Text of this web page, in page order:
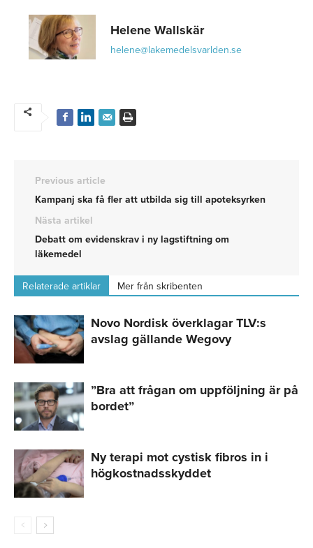
Helene Wallskär
helene@lakemedelsvarlden.se
Previous article
Kampanj ska få fler att utbilda sig till apoteksyrken
Nästa artikel
Debatt om evidenskrav i ny lagstiftning om
läkemedel
Relaterade artiklar Mer från skribenten
Novo Nordisk överklagar TLV:s
avslag gällande Wegovy
”Bra att frågan om uppföljning är på
bordet”
Ny terapi mot cystisk fibros in i
högkostnadsskyddet